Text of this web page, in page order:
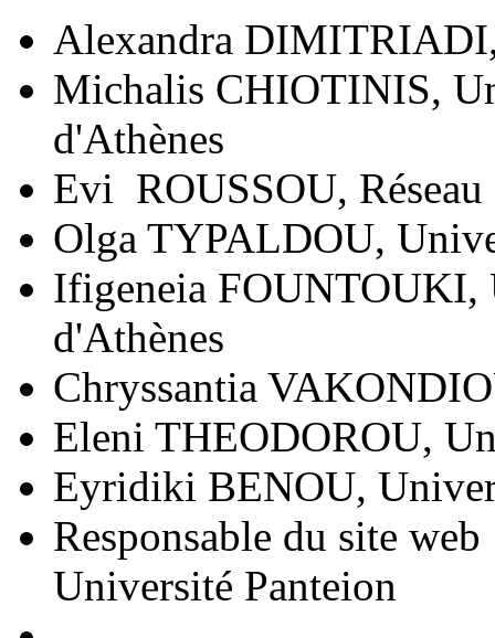
Alexandra
Michalis CHIOTINIS,
d'Athènes
Evi ROUSSOU,
Olga TYPALDOU,
Ifigeneia FOUNTOUKI,
d'Athènes
Chryssantia
Eleni THEODOROU,
Eyridiki BENOU,
Responsable du site
Université Panteion